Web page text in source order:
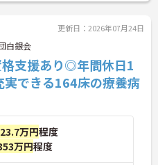
更新日：2026年07月24日
白銀会
支援あり◎年間休日1
できる164床の療養病
万円程度
万円程度